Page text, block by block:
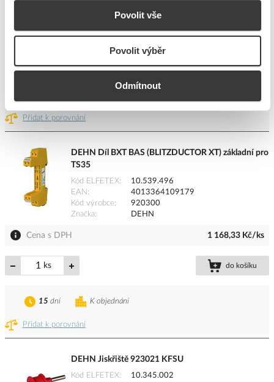
Povolit vše
Povolit výběr
Odmítnout
Cena s DPH 628,90 Kč/ks
Přidat k porovnání
DEHN Díl BXT BAS (BLITZDUCTOR XT) základní pro
TS35
Kód ELFETEX
10.539.496
EAN
4013364109179
Kód výrobce
920300
Značka
DEHN
Cena s DPH 1 168,33 Kč/ks
ks do košíku
Přidat k porovnání
K objednání
15 dní
DEHN Jiskřiště 923021 KFSU
Kód ELFETEX
10.345.002